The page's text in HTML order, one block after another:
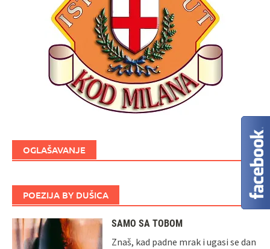
OGLAŠAVANJE
POEZIJA BY DUŠICA
SAMO SA TOBOM
Znaš, kad padne mrak i ugasi se dan